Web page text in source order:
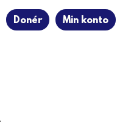
Donér Min konto